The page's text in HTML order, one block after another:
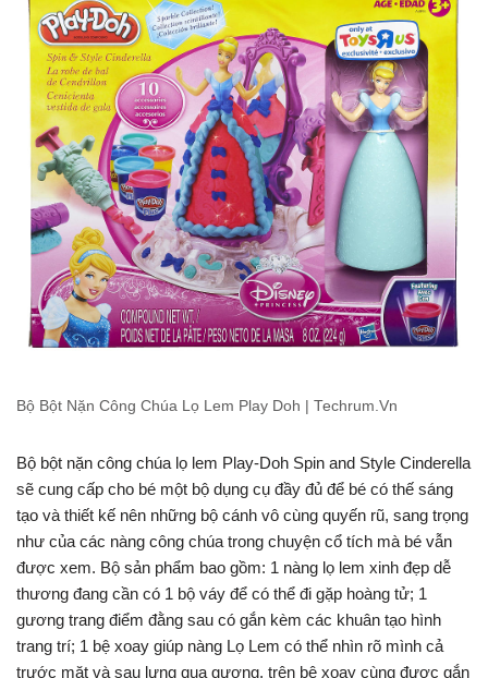
Bộ Bột Nặn Công Chúa Lọ Lem Play Doh | Techrum.Vn
Bộ bột nặn công chúa lọ lem Play-Doh Spin and Style Cinderella
sẽ cung cấp cho bé một bộ dụng cụ đầy đủ để bé có thế sáng
tạo và thiết kế nên những bộ cánh vô cùng quyến rũ, sang trọng
như của các nàng công chúa trong chuyện cổ tích mà bé vẫn
được xem. Bộ sản phẩm bao gồm: 1 nàng lọ lem xinh đẹp dễ
thương đang cần có 1 bộ váy để có thể đi gặp hoàng tử; 1
gương trang điểm đằng sau có gắn kèm các khuân tạo hình
trang trí; 1 bệ xoay giúp nàng Lọ Lem có thể nhìn rõ mình cả
trước mặt và sau lưng qua gương, trên bệ xoay cùng được gắn